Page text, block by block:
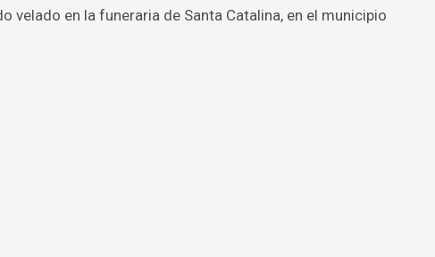
velado en la funeraria de Santa Catalina, en el municipio